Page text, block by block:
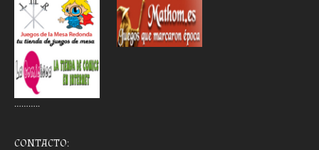
………..
CONTACTO: